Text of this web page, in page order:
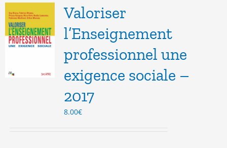
Valoriser
l’Enseignement
professionnel une
exigence sociale –
2017
8.00€